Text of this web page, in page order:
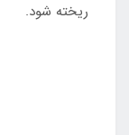
ریخته شود.